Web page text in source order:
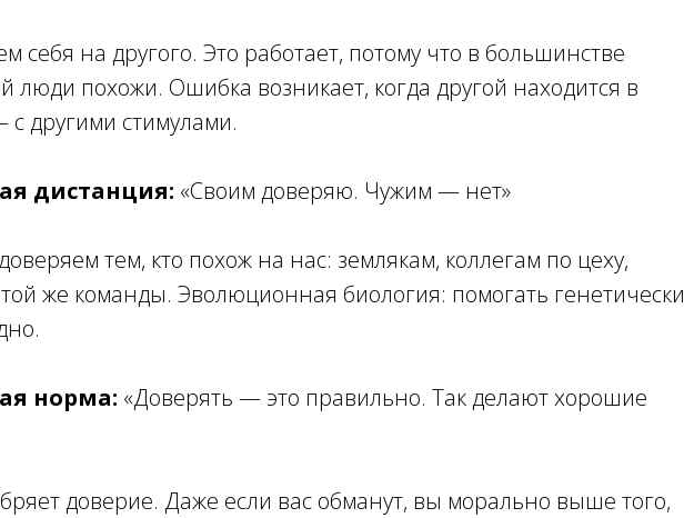
себя на другого. Это работает, потому что в большинстве
люди похожи. Ошибка возникает, когда другой находится в
другими стимулами.
дистанция: «Своим доверяю. Чужим — нет»
тем, кто похож на нас: землякам, коллегам по цеху,
же команды. Эволюционная биология: помогать генетически
норма: «Доверять — это правильно. Так делают хорошие
доверие. Даже если вас обманут, вы морально выше того,